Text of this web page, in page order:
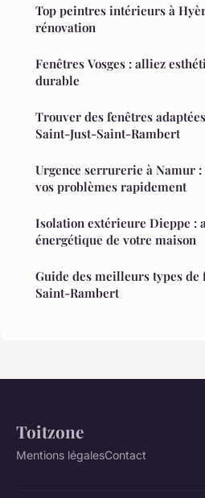
Top peintres intérieurs à
rénovation
Fenêtres Vosges : alliez
durable
Trouver des fenêtres
Saint-Just-Saint-Rambert
Urgence serrurerie à Namur
vos problèmes rapidement
Isolation extérieure Dieppe :
énergétique de votre maison
Guide des meilleurs types de
Saint-Rambert
Toitzone
Mentions légalesContact